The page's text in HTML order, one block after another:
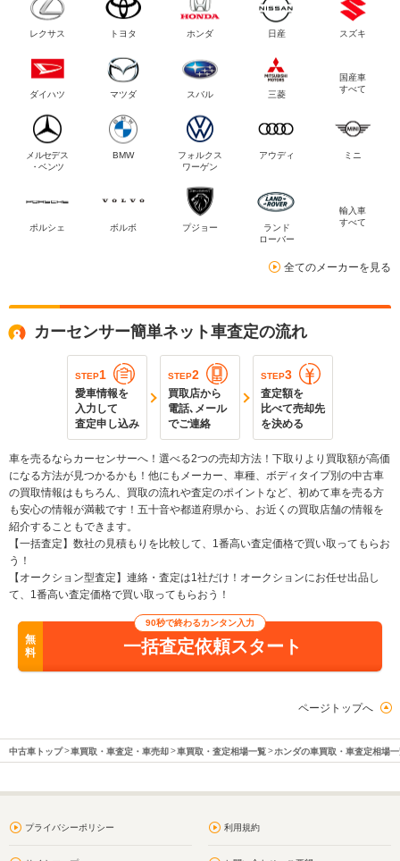
レクサス トヨタ ホンダ 日産 スズキ
ダイハツ マツダ スバル 三菱
国産車
すべて
メルセデス
・ベンツ
BMW
フォルクス
ワーゲン
アウディ ミニ
ポルシェ ボルボ プジョー
ランド
ローバー
輸入車
すべて
全てのメーカーを見る
カーセンサー簡単ネット車査定の流れ
STEP1
愛車情報を
入力して
査定申し込み
STEP2
買取店から
電話､メール
でご連絡
STEP3
査定額を
比べて売却先
を決める
車を売るならカーセンサーへ！選べる2つの売却方法！下取りより買取額が高価
になる方法が見つかるかも！他にもメーカー、車種、ボディタイプ別の中古車
の買取情報はもちろん、買取の流れや査定のポイントなど、初めて車を売る方
も安心の情報が満載です！五十音や都道府県から、お近くの買取店舗の情報を
紹介することもできます。
【一括査定】数社の見積もりを比較して、1番高い査定価格で買い取ってもらお
う！
【オークション型査定】連絡・査定は1社だけ！オークションにお任せ出品し
て、1番高い査定価格で買い取ってもらおう！
無
料
90秒で終わるカンタン入力
一括査定依頼スタート
ページトップへ
中古車トップ 車買取・車査定・車売却 車買取・査定相場一覧 ホンダの車買取・車査定相場
プライバシーポリシー 利用規約